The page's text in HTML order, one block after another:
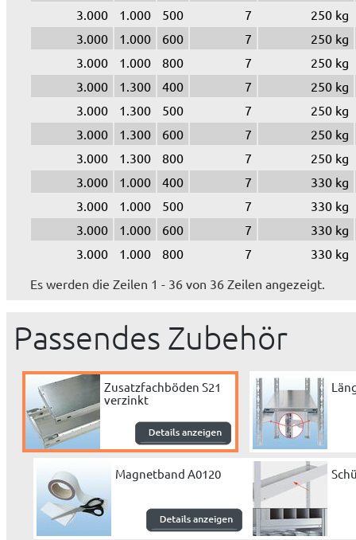
3.000
1.000 500 7
250 kg
3.000
1.000 600 7
250 kg
3.000
1.000 800 7
250 kg
3.000
1.300 400 7
250 kg
3.000
1.300 500 7
250 kg
3.000
1.300 600 7
250 kg
3.000
1.300 800 7
250 kg
3.000
1.000 400 7
330 kg
3.000
1.000 500 7
330 kg
3.000
1.000 600 7
330 kg
3.000
1.000 800 7
330 kg
Es werden die Zeilen 1 - 36 von 36 Zeilen angezeigt.
Passendes Zubehör
Zusatzfachböden S21
verzinkt
Magnetband A0120